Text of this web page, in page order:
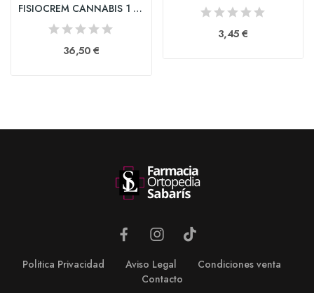
FISIOCREM CANNABIS 1 TUBO 200 ML
36,50 €
3,45 €
Politica Privacidad Aviso Legal
Condiciones venta
Contacto